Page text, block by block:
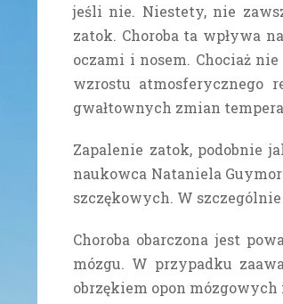
jeśli nie. Niestety, nie
zatok. Choroba ta wpływa
oczami i nosem. Chociaż
wzrostu atmosferycznego
gwałtownych zmian
Zapalenie zatok, podobnie
naukowca Nataniela
szczękowych. W
Choroba obarczona jest
mózgu. W przypadku
obrzękiem opon